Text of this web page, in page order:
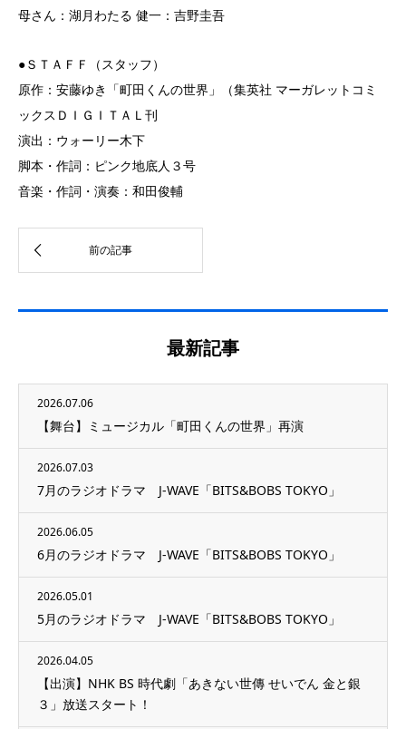
母さん：湖月わたる 健一：吉野圭吾
●ＳＴＡＦＦ（スタッフ）
原作：安藤ゆき「町田くんの世界」（集英社 マーガレットコミ
ックスＤＩＧＩＴＡＬ刊
演出：ウォーリー木下
脚本・作詞：ピンク地底人３号
音楽・作詞・演奏：和田俊輔
最新記事
2026.07.06
【舞台】ミュージカル「町田くんの世界」再演
2026.07.03
7月のラジオドラマ J-WAVE「BITS&BOBS TOKYO」
2026.06.05
6月のラジオドラマ J-WAVE「BITS&BOBS TOKYO」
2026.05.01
5月のラジオドラマ J-WAVE「BITS&BOBS TOKYO」
2026.04.05
【出演】NHK BS 時代劇「あきない世傳 せいでん 金と銀
３」放送スタート！